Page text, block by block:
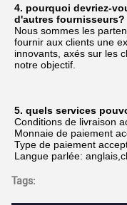
4. pourquoi devriez-
d'autres fournisseurs?
Nous sommes les
fournir aux clients une
innovants, axés sur les
notre objectif.
5. quels services
Conditions de livraison
Monnaie de paiement
Type de paiement
Langue parlée:
Tags: